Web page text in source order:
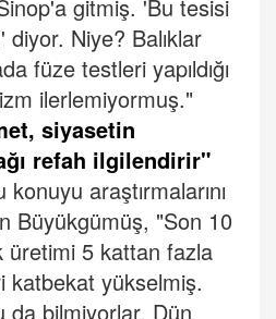
gitmiş. 'Bu tesisi
diyor. Niye? Balıklar
füze testleri yapıldığı
ilerlemiyormuş."
siyasetin
refah ilgilendirir"
araştırmalarını
Büyükgümüş, "Son 10
üretimi 5 kattan fazla
katbekat yükselmiş.
da bilmiyorlar. Dün